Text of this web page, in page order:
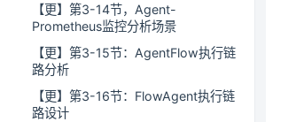
【更】第3-14节，Agent-
Prometheus监控分析场景
【更】第3-15节：AgentFlow执行链
路分析
【更】第3-16节：FlowAgent执行链
路设计